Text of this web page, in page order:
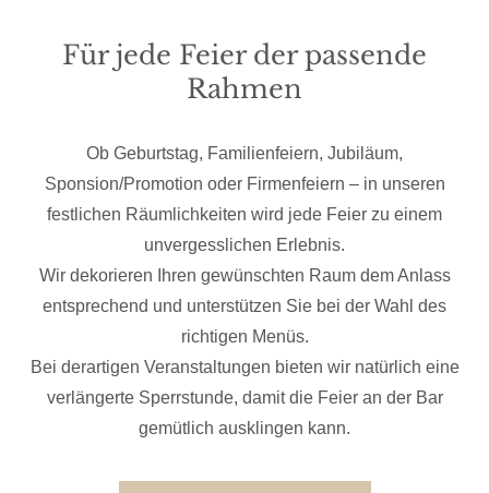
Für jede Feier der passende
Rahmen
Ob Geburtstag, Familienfeiern, Jubiläum,
Sponsion/Promotion oder Firmenfeiern – in unseren
festlichen Räumlichkeiten wird jede Feier zu einem
unvergesslichen Erlebnis.
Wir dekorieren Ihren gewünschten Raum dem Anlass
entsprechend und unterstützen Sie bei der Wahl des
richtigen Menüs.
Bei derartigen Veranstaltungen bieten wir natürlich eine
verlängerte Sperrstunde, damit die Feier an der Bar
gemütlich ausklingen kann.